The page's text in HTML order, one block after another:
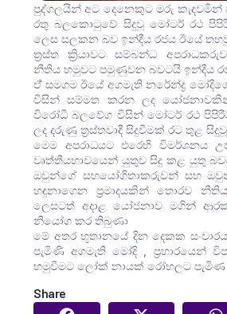
පුද්ගලයින් අට දෙනෙකුට මරු කැඳවමින්
රතු බලකොටුවේ සිදුවූ මෝටර් රථ
ලෙස සලකන බව ඉන්දීය රජය ඊයේ
ත්‍රස්ත ක්‍රියාවට සම්බන්ධ
නීතිය හමුවට පමුණුවන බවටයි ඉන්දීය
ඒ් සමගම ඊයේ අගමැති නරේන්ද්‍ර
විසින් සම්මත කරන ලද
විරෝධී බලවේග විසින් මෝටර් රථ
ලද දරුණු ත්‍රස්තවාදී සිදුවීමක් රට තුළ
මෙම අපරාධයට එරෙහි විමර්ශනය
වෘත්තීයභාවයෙන් යුතුව සිදු කළ යුතු
ඔවුන්ගේ සහයෝගිතාකරුවන් සහ
හඳුනාගෙන ප්‍රමාදයකින් තොරව
ලෙසටත් අදාළ යෝජනාව මගින්
නියෝග කර තිබුණා
මේ අතර භූතානයේ දින දෙකක
පැමිණි අගමැති මෝදි , ප්‍රහාරයෙන්
හමුවීමට ලෝක් නායක් රෝහලට පැමිණ
Share